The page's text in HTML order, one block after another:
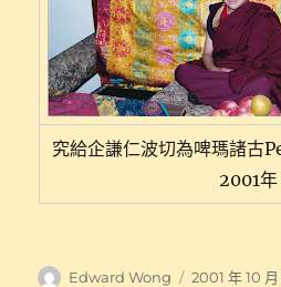
究給企謙仁波切為啤瑪諸古
2001年
作
Edward Wong
發
2001 年 10 月